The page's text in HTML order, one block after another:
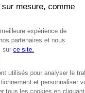
Club AMCC
Formation & pose